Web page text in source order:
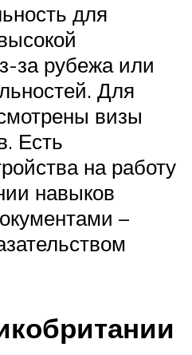
для
за рубежа или
Для
визы
Есть
на работу
навыков
–